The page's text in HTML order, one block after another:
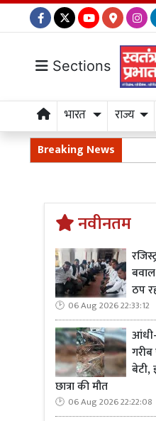
Sections
भारत राज्य
Breaking News
नवीनतम
ठप
06 Aug 2026 22:33:12
आंधी-
बेटी,
छात्रा की मौत
06 Aug 2026 22:22:08